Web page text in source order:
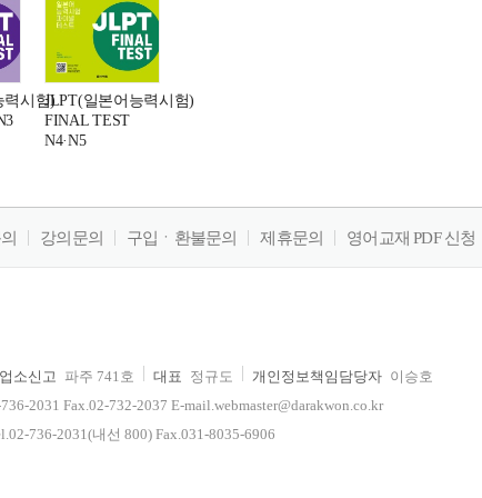
력시험)JLPT(일본어능력시험)
FINAL TEST
N4·N5
강의문의 구입ㆍ환불문의 제휴문의 영어교재 PDF 신청
소신고 파주 741호 대표 정규도 개인정보책임담당자 이승호
2031 Fax.02-732-2037 E-mail.webmaster@darakwon.co.kr
736-2031(내선 800) Fax.031-8035-6906